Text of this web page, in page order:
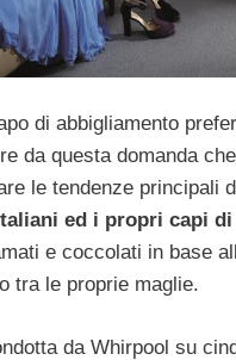
di abbigliamento
da questa domanda
le tendenze principali
ed i propri capi di
e coccolati in base
tra le proprie maglie.
da Whirpool su